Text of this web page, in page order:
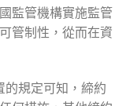
監管機構實施監管
管制性，從而在資
的規定可知，締約